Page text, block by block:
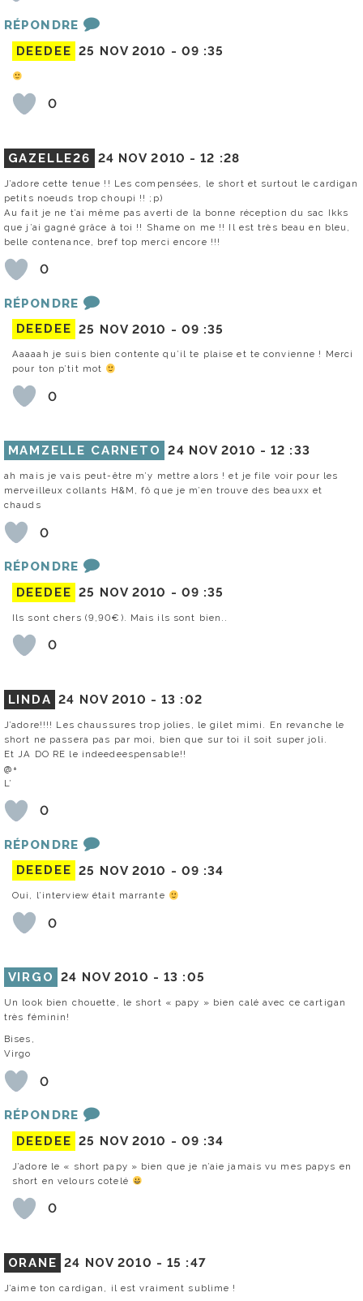
RÉPONDRE
DEEDEE 25 NOV 2010 - 09 :35
0
GAZELLE26 24 NOV 2010 -12 :28
J’adore cette tenue !! Les compensées, le short et surtout le cardigan
petits noeuds trop choupi !! ;p)
Au fait je ne t’ai même pas averti de la bonne réception du sac Ikks
que j’ai gagné grâce à toi !! Shame on me !! Il est très beau en bleu,
belle contenance, bref top merci encore !!!
0
RÉPONDRE
DEEDEE 25 NOV 2010 - 09 :35
Aaaaah je suis bien contente qu’il te plaise et te convienne ! Merci
pour ton p’tit mot
0
MAMZELLE CARNETO 24 NOV 2010 -12 :33
ah mais je vais peut-être m’y mettre alors ! et je file voir pour les
merveilleux collants H&M, fô que je m’en trouve des beauxx et
chauds
0
RÉPONDRE
DEEDEE 25 NOV 2010 - 09 :35
Ils sont chers (9,90€). Mais ils sont bien..
0
LINDA 24 NOV 2010 -13 :02
J’adore!!!! Les chaussures trop jolies, le gilet mimi. En revanche le
short ne passera pas par moi, bien que sur toi il soit super joli.
Et JA DO RE le indeedeespensable!!
@+
L’
0
RÉPONDRE
DEEDEE 25 NOV 2010 - 09 :34
Oui, l’interview était marrante
0
VIRGO 24 NOV 2010 -13 :05
Un look bien chouette, le short « papy » bien calé avec ce cartigan
très féminin!
Bises,
Virgo
0
RÉPONDRE
DEEDEE 25 NOV 2010 - 09 :34
J’adore le « short papy » bien que je n’aie jamais vu mes papys en
short en velours cotelé
0
ORANE 24 NOV 2010 -15 :47
J’aime ton cardigan, il est vraiment sublime !